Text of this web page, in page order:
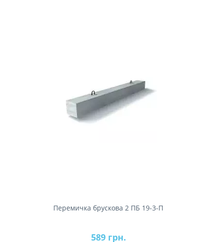
Перемичка брускова 2 ПБ 19-3-П
589 грн.